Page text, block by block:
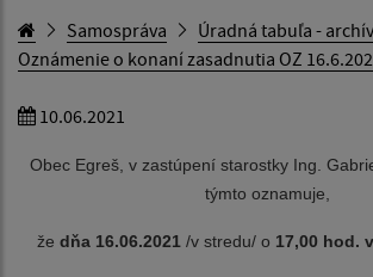
Samospráva
Úradná tabuľa - archív
Oznámenie o konaní zasadnutia OZ
10.06.2021
Obec Egreš, v zastúpení starostky Ing.
týmto oznamuje,
že dňa 16.06.2021 /v stredu/ o 17,00 hod.